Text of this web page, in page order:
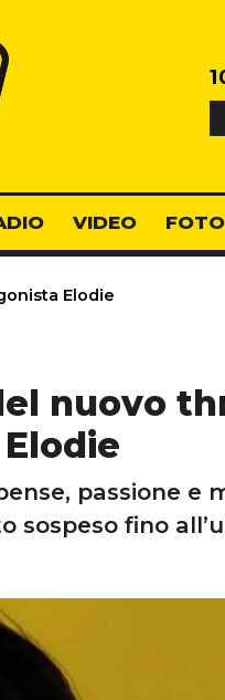
VIDEO FOTO
Elodie
nuovo
passione e
fino